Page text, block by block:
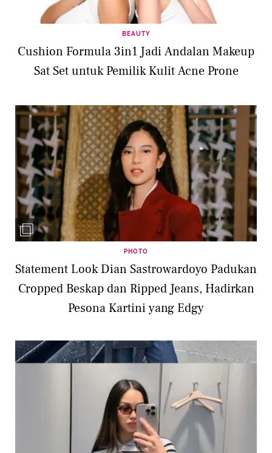
BEAUTY
Cushion Formula 3in1 Jadi Andalan Makeup
Sat Set untuk Pemilik Kulit Acne Prone
PHOTO
Statement Look Dian Sastrowardoyo Padukan
Cropped Beskap dan Ripped Jeans, Hadirkan
Pesona Kartini yang Edgy